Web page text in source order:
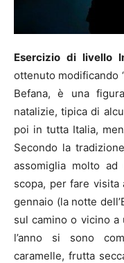
Esercizio di livello
ottenuto modificando
Befana, è una
natalizie, tipica di
poi in tutta Italia,
Secondo la
assomiglia molto
scopa, per fare
gennaio (la notte
sul camino o vicino a
l’anno si sono
caramelle, frutta